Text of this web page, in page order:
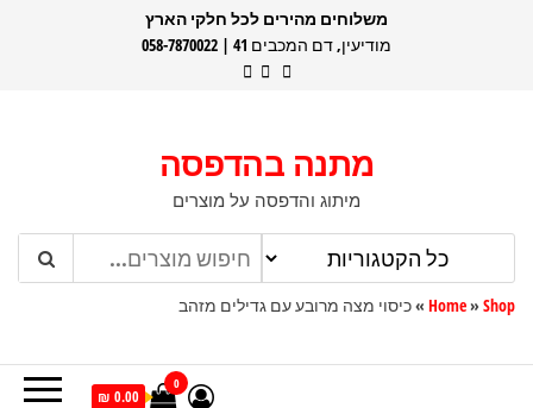
משלוחים מהירים לכל חלקי הארץ
מודיעין, דם המכבים 41 | 058-7870022
מתנה בהדפסה
מיתוג והדפסה על מוצרים
Home» Shop
»כיסוי מצה מרובע עם גדילים מזהב
0
0.00 ₪